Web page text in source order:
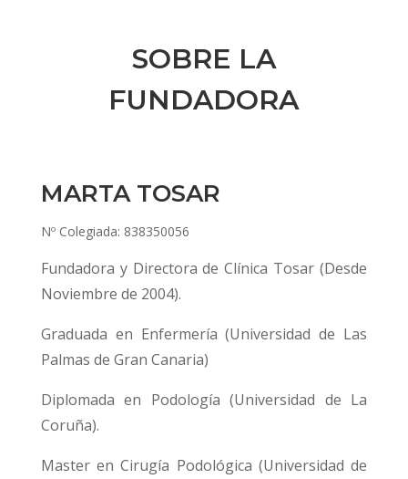
SOBRE LA
FUNDADORA
MARTA TOSAR
Nº Colegiada: 838350056
Fundadora y Directora de Clínica Tosar (Desde
Noviembre de 2004).
Graduada en Enfermería (Universidad de Las
Palmas de Gran Canaria)
Diplomada en Podología (Universidad de La
Coruña).
Master en Cirugía Podológica (Universidad de